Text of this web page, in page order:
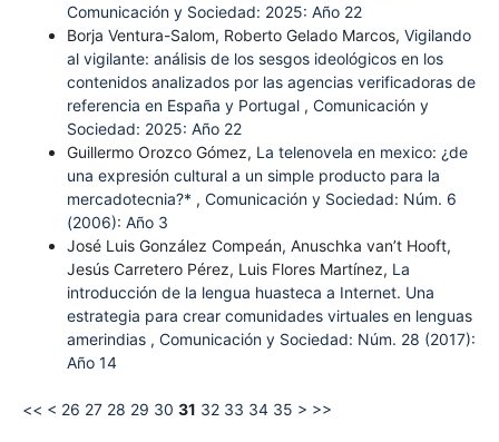
Comunicación y Sociedad: 2025: Año 22
Borja Ventura-Salom, Roberto Gelado Marcos, Vigilando
al vigilante: análisis de los sesgos ideológicos en los
contenidos analizados por las agencias verificadoras de
referencia en España y Portugal , Comunicación y
Sociedad: 2025: Año 22
Guillermo Orozco Gómez, La telenovela en mexico: ¿de
una expresión cultural a un simple producto para la
mercadotecnia?* , Comunicación y Sociedad: Núm. 6
(2006): Año 3
José Luis González Compeán, Anuschka van’t Hooft,
Jesús Carretero Pérez, Luis Flores Martínez, La
introducción de la lengua huasteca a Internet. Una
estrategia para crear comunidades virtuales en lenguas
amerindias , Comunicación y Sociedad: Núm. 28 (2017):
Año 14
<< < 26 27 28 29 30 31 32 33 34 35 > >>